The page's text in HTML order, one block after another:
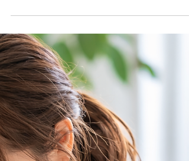
腹筋を頑張ってもぽっこりお腹が改善しな
が解説
腹筋を頑張ってもぽっこりお腹が改善しない原因
は姿勢にあるかもしれません。広背筋と胸郭・反
り腰の関係を姿勢改善の専門家が解説。くびれ作
りに役立つストレッチも紹介します。